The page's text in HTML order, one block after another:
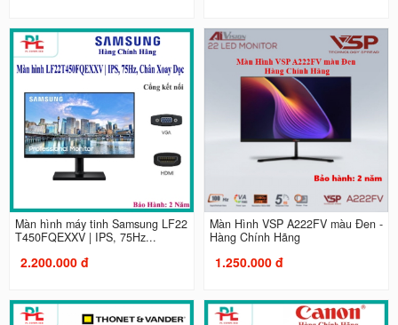
Màn hình máy tinh Samsung LF22
T450FQEXXV | IPS, 75Hz...
2.200.000 đ
Màn Hình VSP A222FV màu Đen -
Hàng Chính Hãng
1.250.000 đ